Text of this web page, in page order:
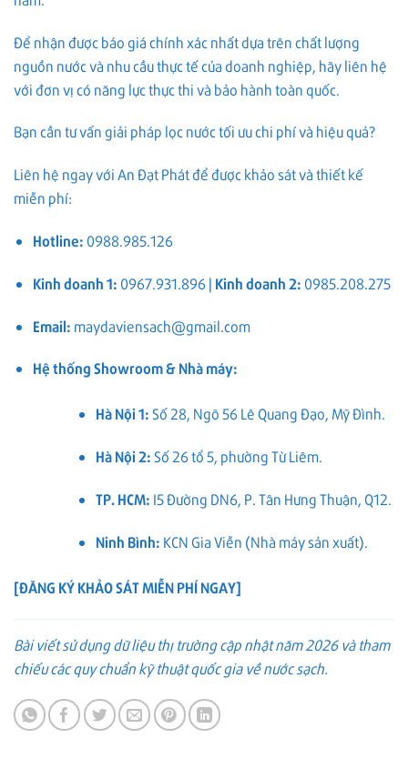
Để nhận được báo giá chính xác nhất dựa trên chất lượng
nguồn nước và nhu cầu thực tế của doanh nghiệp, hãy liên hệ
với đơn vị có năng lực thực thi và bảo hành toàn quốc.
Bạn cần tư vấn giải pháp lọc nước tối ưu chi phí và hiệu quả?
Liên hệ ngay với An Đạt Phát để được khảo sát và thiết kế
miễn phí:
Hotline: 0988.985.126
Kinh doanh 1: 0967.931.896 | Kinh doanh 2: 0985.208.275
Email: maydaviensach@gmail.com
Hệ thống Showroom & Nhà máy:
Hà Nội 1: Số 28, Ngõ 56 Lê Quang Đạo, Mỹ Đình.
Hà Nội 2: Số 26 tổ 5, phường Từ Liêm.
TP. HCM: I5 Đường DN6, P. Tân Hưng Thuận, Q12.
Ninh Bình: KCN Gia Viễn (Nhà máy sản xuất).
[ĐĂNG KÝ KHẢO SÁT MIỄN PHÍ NGAY]
Bài viết sử dụng dữ liệu thị trường cập nhật năm 2026 và tham
chiếu các quy chuẩn kỹ thuật quốc gia về nước sạch.